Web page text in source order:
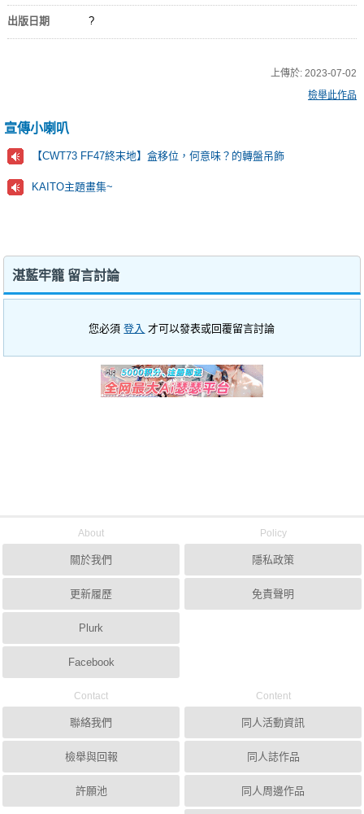
出版日期 ?
上傳於: 2023-07-02
檢舉此作品
宣傳小喇叭
【CWT73 FF47終末地】盒移位，何意味？的轉盤吊飾
KAITO主題畫集~
湛藍牢籠 留言討論
您必須登入 才可以發表或回覆留言討論
About
關於我們
更新履歷
Plurk
Facebook
Policy
隱私政策
免責聲明
Contact
聯絡我們
檢舉與回報
許願池
Content
同人活動資訊
同人誌作品
同人周邊作品